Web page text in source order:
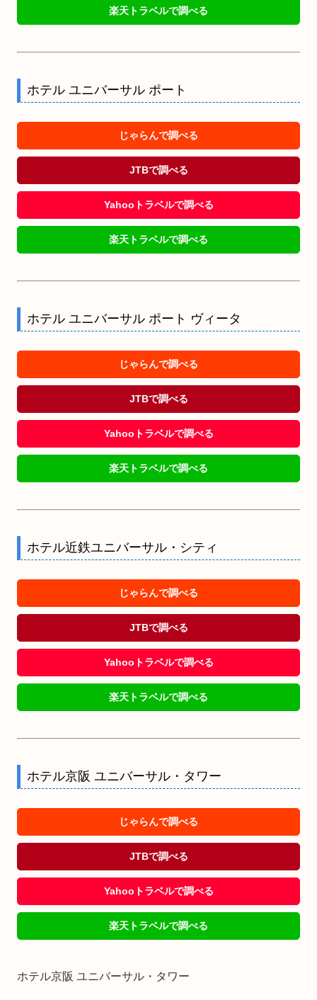
楽天トラベルで調べる
ホテル ユニバーサル ポート
じゃらんで調べる
JTBで調べる
Yahooトラベルで調べる
楽天トラベルで調べる
ホテル ユニバーサル ポート ヴィータ
じゃらんで調べる
JTBで調べる
Yahooトラベルで調べる
楽天トラベルで調べる
ホテル近鉄ユニバーサル・シティ
じゃらんで調べる
JTBで調べる
Yahooトラベルで調べる
楽天トラベルで調べる
ホテル京阪 ユニバーサル・タワー
じゃらんで調べる
JTBで調べる
Yahooトラベルで調べる
楽天トラベルで調べる
ホテル京阪 ユニバーサル・タワー